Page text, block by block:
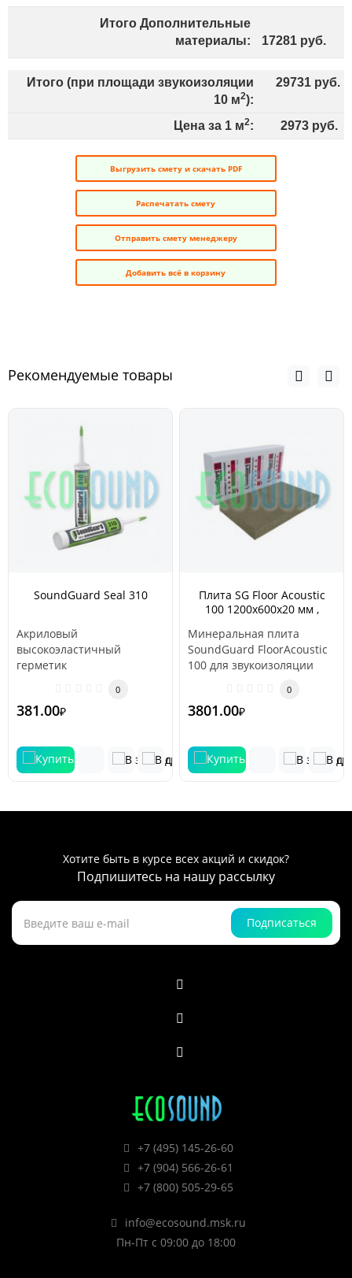
Итого Дополнительные
материалы:
17281 руб.
Итого (при площади звукоизоляции
10 м2):
29731 руб.
Цена за 1 м2: 2973 руб.
Выгрузить смету и скачать PDF
Распечатать смету
Отправить смету менеджеру
Добавить всё в корзину
Рекомендуемые товары
SoundGuard Seal 310
Акриловый
высокоэластичный
герметик
заполнения швов, стыков,
трещин, отверстий, ..
0
381.00₽
Плита SG Floor Acoustic
100 1200х600х20 мм ,
Минеральная плита
SoundGuard FloorAcoustic
100 для звукоизоляции
0
3801.00₽
Хотите быть в курсе всех акций и скидок?
Подпишитесь на нашу рассылку
Подписаться
+7 (495) 145-26-60
+7 (904) 566-26-61
+7 (800) 505-29-65
info@ecosound.msk.ru
Пн-Пт с 09:00 до 18:00